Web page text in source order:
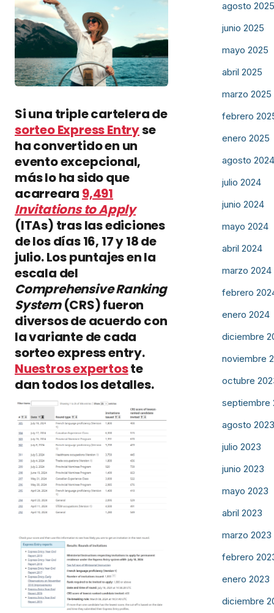
Si una triple cartelera de
sorteo Express Entryse
ha convertido en un
evento excepcional,
más lo ha sido que
acarreara 9,491
Invitations to Apply
(ITAs) tras las ediciones
de los días 16, 17 y 18 de
julio. Los puntajes en la
escala del
Comprehensive Ranking
System(CRS) fueron
diversos de acuerdo con
la variante de cada
sorteo express entry.
Nuestros expertoste
dan todos los detalles.
agosto 2025
junio 2025
mayo 2025
abril 2025
marzo 2025
febrero
enero 2025
agosto 2024
julio 2024
junio 2024
mayo 2024
abril 2024
marzo 2024
febrero
enero 2024
diciembre
noviembre
octubre
septiembre
agosto 2023
julio 2023
junio 2023
mayo 2023
abril 2023
marzo 2023
febrero
enero 2023
diciembre